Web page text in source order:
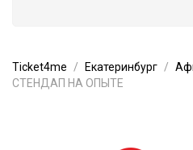
Ticket4me Екатеринбург
СТЕНДАП НА ОПЫТЕ